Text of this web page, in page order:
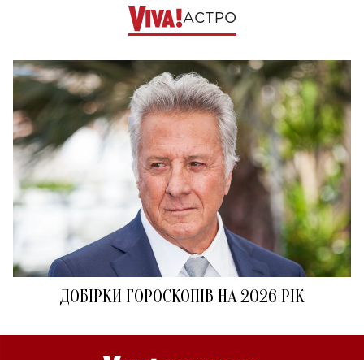
АСТРО
ДОБІРКИ ГОРОСКОПІВ НА 2026 РІК